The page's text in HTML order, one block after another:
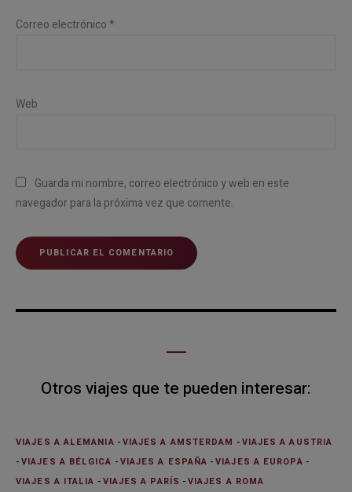
Correo electrónico*
Web
Guarda mi nombre, correo electrónico y web en este
navegador para la próxima vez que comente.
Otros viajes que te pueden interesar:
VIAJES A ALEMANIA -VIAJES A AMSTERDAM -VIAJES A AUSTRIA
-VIAJES A BÉLGICA -VIAJES A ESPAÑA -VIAJES A EUROPA -
VIAJES A ITALIA -VIAJES A PARÍS -VIAJES A ROMA